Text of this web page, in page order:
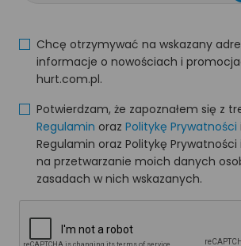
Chcę otrzymywać na wskazany
informacje o nowościach i
hurt.com.pl.
Potwierdzam, że zapoznałem się z
Regulamin oraz Politykę Prywatności
Regulamin oraz Politykę
na przetwarzanie moich danych
zasadach w nich wskazanych.